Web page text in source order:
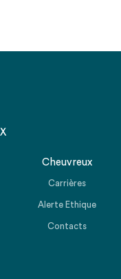
Cheuvreux
Carrières
Alerte Ethique
Contacts